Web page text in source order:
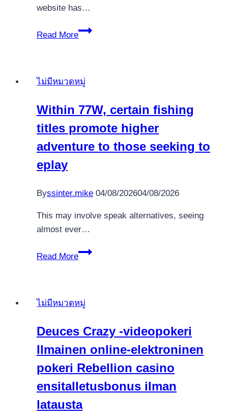
website has…
Read More
Maximum
the
play
forfeit
if
ไม่มีหมวดหมู่
Within 77W, certain fishing
titles promote higher
adventure to those seeking to
eplay
Byssinter.mike 04/08/202604/08/2026
This may involve speak alternatives, seeing
almost ever…
Read More
Within
titles
higher
adventure
to
those
seeking
to
ไม่มีหมวดหมู่
Deuces Crazy -videopokeri
Ilmainen online-elektroninen
pokeri Rebellion casino
ensitalletusbonus ilman
latausta